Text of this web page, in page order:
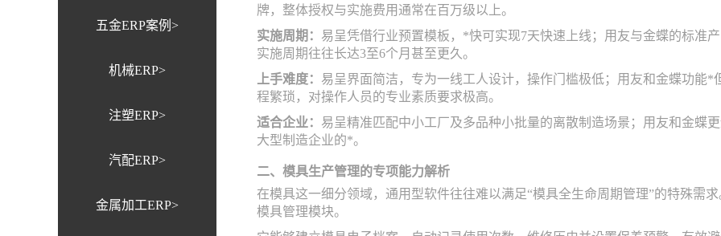
五金ERP案例>
机械ERP>
注塑ERP>
汽配ERP>
金属加工ERP>
牌，整体授权与实施费用通常在百万级以上。
实施周期： 易呈凭借行业预置模板，*快可实现7天快速上线；用友与金蝶的标准
实施周期往往长达3至6个月甚至更久。
上手难度： 易呈界面简洁，专为一线工人设计，操作门槛极低；用友和金蝶功能
程繁琐，对操作人员的专业素质要求极高。
适合企业： 易呈精准匹配中小工厂及多品种小批量的离散制造场景；用友和金蝶
大型制造企业的*。
二、模具生产管理的专项能力解析
在模具这一细分领域，通用型软件往往难以满足“模具全生命周期管理”的特殊需
模具管理模块。